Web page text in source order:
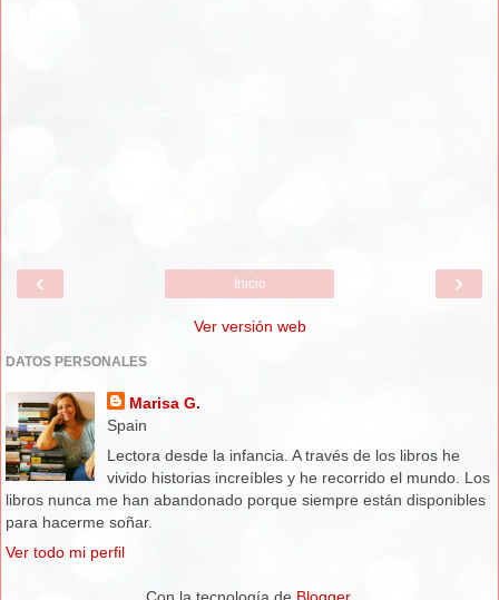
‹ ›
Inicio
Ver versión web
DATOS PERSONALES
Marisa G.
Spain
Lectora desde la infancia. A través de los libros he
vivido historias increíbles y he recorrido el mundo. Los
libros nunca me han abandonado porque siempre están disponibles
para hacerme soñar.
Ver todo mi perfil